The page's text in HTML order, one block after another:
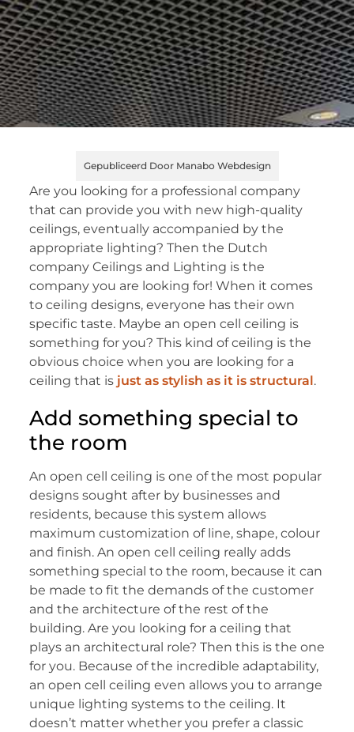
Gepubliceerd Door Manabo Webdesign
Are you looking for a professional company
that can provide you with new high-quality
ceilings, eventually accompanied by the
appropriate lighting? Then the Dutch
company Ceilings and Lighting is the
company you are looking for! When it comes
to ceiling designs, everyone has their own
specific taste. Maybe an open cell ceiling is
something for you? This kind of ceiling is the
obvious choice when you are looking for a
ceiling that is just as stylish as it is structural.
Add something special to
the room
An open cell ceiling is one of the most popular
designs sought after by businesses and
residents, because this system allows
maximum customization of line, shape, colour
and finish. An open cell ceiling really adds
something special to the room, because it can
be made to fit the demands of the customer
and the architecture of the rest of the
building. Are you looking for a ceiling that
plays an architectural role? Then this is the one
for you. Because of the incredible adaptability,
an open cell ceiling even allows you to arrange
unique lighting systems to the ceiling. It
doesn’t matter whether you prefer a classic